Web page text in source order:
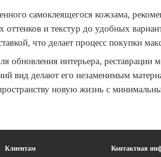
самоклеящегося кожзама,
и текстур до удобных
что делает процесс покупки
обновления интерьера, реставрации
вид делают его незаменимым
новую жизнь с
Клиентам Контактная